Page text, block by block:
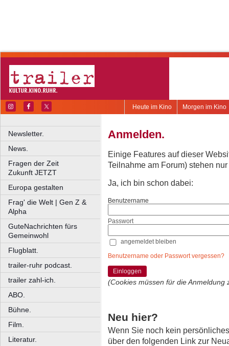
Morgen im Kino
Heute im Kino
Newsletter.
News.
Fragen der Zeit
Zukunft JETZT
Europa gestalten
Frag' die Welt | Gen Z &
Alpha
GuteNachrichten fürs
Gemeinwohl
Flugblatt.
trailer-ruhr podcast.
trailer zahl-ich.
ABO.
Bühne.
Film.
Literatur.
Anmelden.
Einige Features auf dieser
Teilnahme am Forum) stehen
Ja, ich bin schon dabei:
Benutzername
Passwort
angemeldet bleiben
Benutzername oder Passwort vergessen?
Einloggen
(Cookies müssen für die Anmeldung
Neu hier?
Wenn Sie noch kein
über den folgenden Link zur